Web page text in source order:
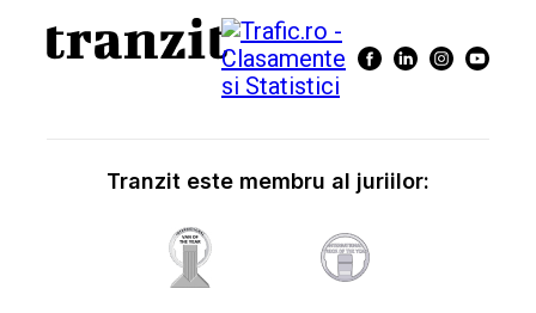
Tranzit este membru al juriilor: